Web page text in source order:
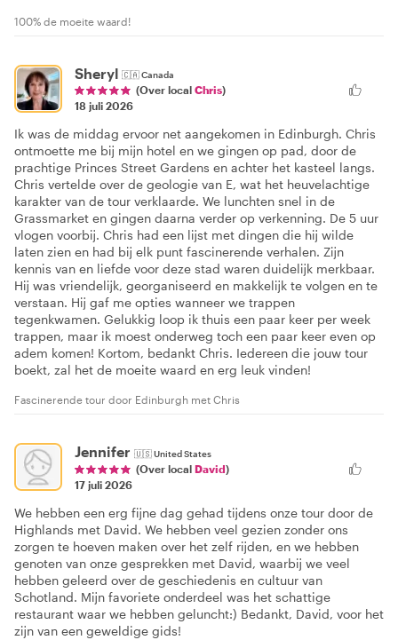
100% de moeite waard!
Sheryl 🇨🇦Canada
(Over local Chris)
18 juli 2026
Ik was de middag ervoor net aangekomen in Edinburgh. Chris
ontmoette me bij mijn hotel en we gingen op pad, door de
prachtige Princes Street Gardens en achter het kasteel langs.
Chris vertelde over de geologie van E, wat het heuvelachtige
karakter van de tour verklaarde. We lunchten snel in de
Grassmarket en gingen daarna verder op verkenning. De 5 uur
vlogen voorbij. Chris had een lijst met dingen die hij wilde
laten zien en had bij elk punt fascinerende verhalen. Zijn
kennis van en liefde voor deze stad waren duidelijk merkbaar.
Hij was vriendelijk, georganiseerd en makkelijk te volgen en te
verstaan. Hij gaf me opties wanneer we trappen
tegenkwamen. Gelukkig loop ik thuis een paar keer per week
trappen, maar ik moest onderweg toch een paar keer even op
adem komen! Kortom, bedankt Chris. Iedereen die jouw tour
boekt, zal het de moeite waard en erg leuk vinden!
Fascinerende tour door Edinburgh met Chris
Jennifer 🇺🇸United States
(Over local David)
17 juli 2026
We hebben een erg fijne dag gehad tijdens onze tour door de
Highlands met David. We hebben veel gezien zonder ons
zorgen te hoeven maken over het zelf rijden, en we hebben
genoten van onze gesprekken met David, waarbij we veel
hebben geleerd over de geschiedenis en cultuur van
Schotland. Mijn favoriete onderdeel was het schattige
restaurant waar we hebben geluncht:) Bedankt, David, voor het
zijn van een geweldige gids!